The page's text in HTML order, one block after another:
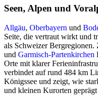
Seen, Alpen und
Allgäu, Oberbayern und
Seite, die vertraut wirkt und
als Schweizer Bergregionen.
und Garmisch-Partenkirchen
Orte mit klarer
verbindet auf rund 484 km
Königssee und zeigt, wie
und kleinen Kurorten geprägt